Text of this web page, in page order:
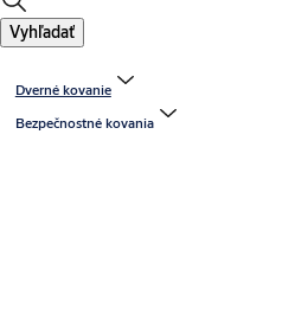
Vyhľadať
Dverné kovanie
Bezpečnostné kovania